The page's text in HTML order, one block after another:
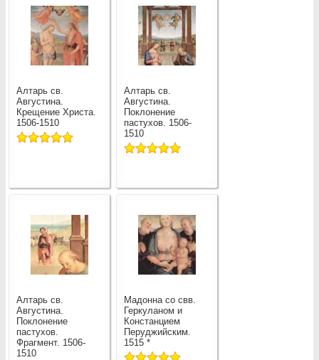
Алтарь св.
Августина.
Крещение Христа.
1506-1510
Алтарь св.
Августина.
Поклонение
пастухов. 1506-
1510
Алтарь св.
Августина.
Поклонение
пастухов.
Фрагмент. 1506-
1510
Мадонна со свв.
Геркуланом и
Констанцием
Перуджийским.
1515 *